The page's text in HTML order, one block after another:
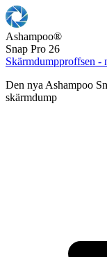
Ashampoo®
Snap Pro 26
Skärmdumpproffsen -
Den nya Ashampoo
skärmdump